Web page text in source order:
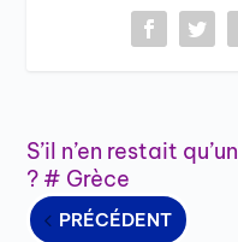
S’il n’en restait qu’un
? # Grèce
PRÉCÉDENT